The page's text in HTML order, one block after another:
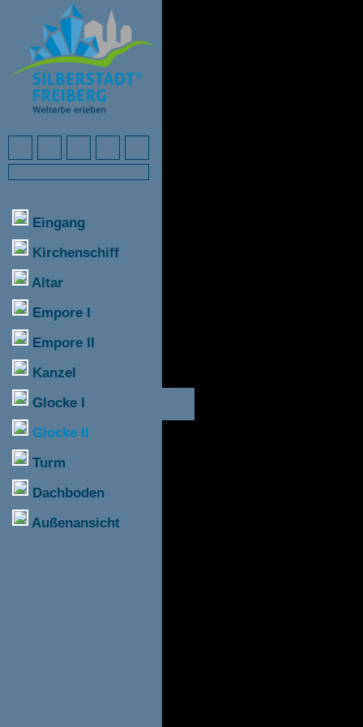
Eingang
Kirchenschiff
Altar
Empore I
Empore II
Kanzel
Glocke I
Glocke II
Turm
Dachboden
Außenansicht